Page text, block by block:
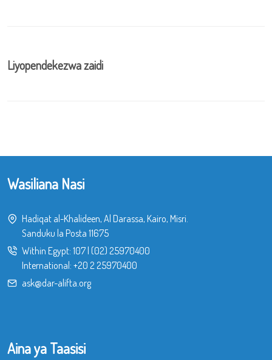
Liyopendekezwa zaidi
Wasiliana Nasi
Hadiqat al-Khalideen, Al Darassa, Kairo, Misri.
Sanduku la Posta 11675
Within Egypt: 107| (02) 25970400
International: +20 2 25970400
ask@dar-alifta.org
Aina ya Taasisi